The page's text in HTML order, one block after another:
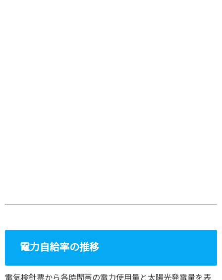
電力自給率の推移
電気検針票から各時間帯の電力使用量と太陽光発電量を表